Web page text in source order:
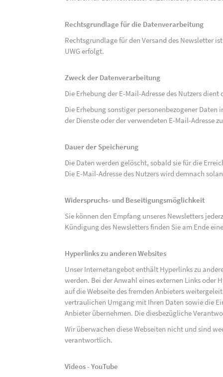
Rechtsgrundlage für die Datenverarbeitung
Rechtsgrundlage für den Versand des Newsletter ist
UWG erfolgt.
Zweck der Datenverarbeitung
Die Erhebung der E-Mail-Adresse des Nutzers
Die Erhebung sonstiger personenbezogener
der Dienste oder der verwendeten E-Mail-Adresse
Dauer der Speicherung
Die Daten werden gelöscht, sobald sie für die
Die E-Mail-Adresse des Nutzers wird demnach
Widerspruchs- und Beseitigungsmöglichkeit
Sie können den Empfang unseres Newsletters
Kündigung des Newsletters finden Sie am Ende
Hyperlinks zu anderen Websites
Unser Internetangebot enthält Hyperlinks zu
werden. Bei der Anwahl eines externen Links oder
auf die Webseite des fremden Anbieters
vertraulichen Umgang mit Ihren Daten sowie die
Anbieter übernehmen. Die diesbezügliche
Wir überwachen diese Webseiten nicht und sind
verantwortlich.
Videos - YouTube